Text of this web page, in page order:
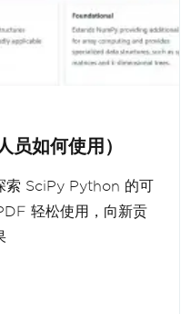
如何使用）
索 SciPy Python 的可
轻松使用，向新贡